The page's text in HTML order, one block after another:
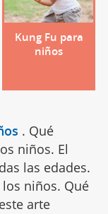
Kung Fu para
niños
. Qué
niños. El
las edades.
niños. Qué
arte